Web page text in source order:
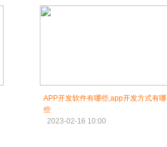
APP开发软件有哪些,app开发方式有哪
些
2023-02-16 10:00